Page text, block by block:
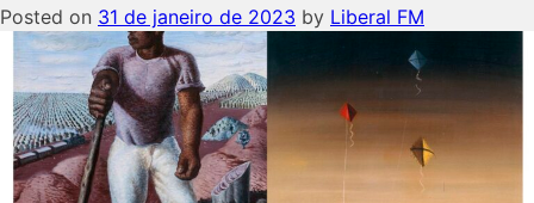
Posted on 31 de janeiro de 2023 by Liberal FM